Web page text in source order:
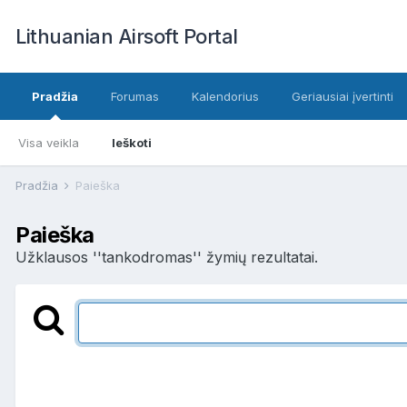
Lithuanian Airsoft Portal
Pradžia
Visa veikla Ieškoti
Forumas Kalendorius Geriausiai įvertinti
Pradžia Paieška
Paieška
Užklausos ''tankodromas'' žymių rezultatai.